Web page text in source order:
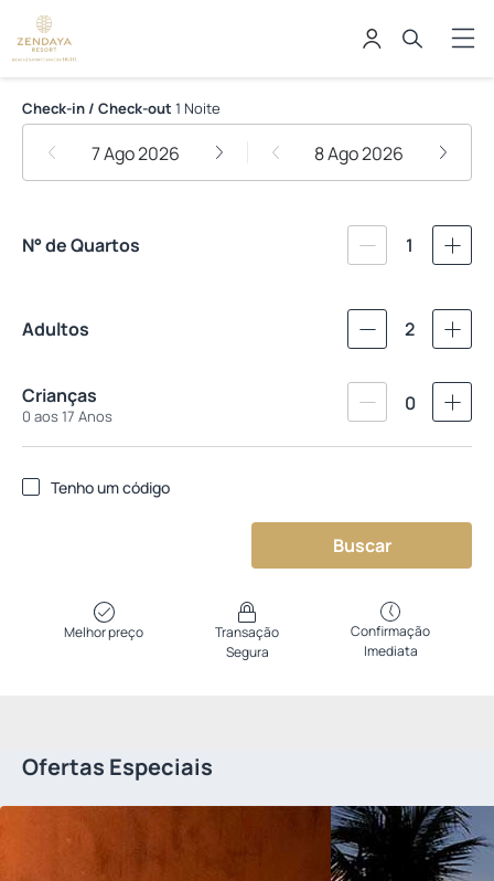
Zendaya Resort Beach Sport &
Check-in / Check-out 1 Noite
7 Ago 2026 8 Ago 2026
N° de Quartos 1
Adultos 2
Crianças
0 aos 17 Anos
0
Tenho um código
Buscar
Melhor preço
Transação
Segura
Confirmação
Imediata
Ofertas Especiais